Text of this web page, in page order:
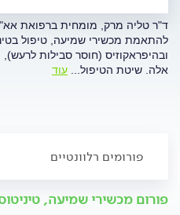
ד"ר טליה מרק, מומחית ברפואת
להתאמת מכשירי שמיעה, טיפול
ובהיפראקוזיס (חוסר סבילות
אלה. שיטת הטיפול... עוד
פורומים רלוונטיים
פורום מכשירי שמיעה,